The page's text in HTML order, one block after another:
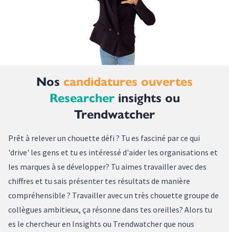
Nos candidatures ouvertes
Researcherinsights ou
Trendwatcher
Prêt à relever un chouette défi ? Tu es fasciné par ce qui
'drive' les gens et tu es intéressé d'aider les organisations et
les marques à se développer? Tu aimes travailler avec des
chiffres et tu sais présenter tes résultats de manière
compréhensible ? Travailler avec un très chouette groupe de
collègues ambitieux, ça résonne dans tes oreilles? Alors tu
es le chercheur en Insights ou Trendwatcher que nous